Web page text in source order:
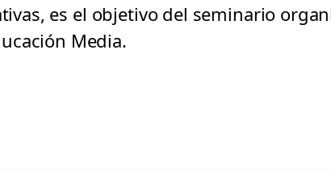
es el objetivo del seminario
Media.